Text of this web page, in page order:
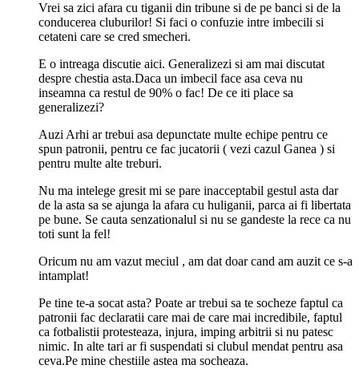
Vrei sa zici afara cu tiganii din tribune si de pe banci si de la
conducerea cluburilor! Si faci o confuzie intre imbecili si
cetateni care se cred smecheri.
E o intreaga discutie aici. Generalizezi si am mai discutat
despre chestia asta.Daca un imbecil face asa ceva nu
inseamna ca restul de 90% o fac! De ce iti place sa
generalizezi?
Auzi Arhi ar trebui asa depunctate multe echipe pentru ce
spun patronii, pentru ce fac jucatorii ( vezi cazul Ganea ) si
pentru multe alte treburi.
Nu ma intelege gresit mi se pare inacceptabil gestul asta dar
de la asta sa se ajunga la afara cu huliganii, parca ai fi libertata
pe bune. Se cauta senzationalul si nu se gandeste la rece ca nu
toti sunt la fel!
Oricum nu am vazut meciul , am dat doar cand am auzit ce s-a
intamplat!
Pe tine te-a socat asta? Poate ar trebui sa te socheze faptul ca
patronii fac declaratii care mai de care mai incredibile, faptul
ca fotbalistii protesteaza, injura, imping arbitrii si nu patesc
nimic. In alte tari ar fi suspendati si clubul mendat pentru asa
ceva.Pe mine chestiile astea ma socheaza.